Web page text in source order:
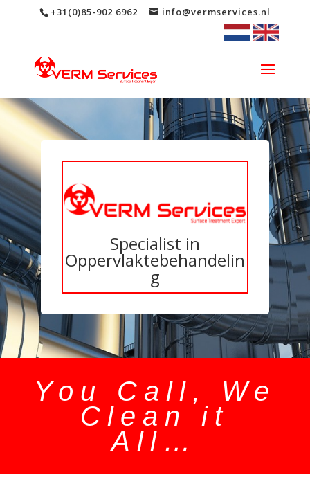
+31(0)85-902 6962 info@vermservices.nl
Specialist in
Oppervlaktebehandelin
g
You Call, We
Clean it
All…